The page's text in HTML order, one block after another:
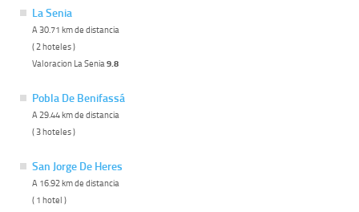
La Senia
A 30.71 km de distancia
( 2 hoteles )
Valoracion La Senia 9.8
Pobla De Benifassá
A 29.44 km de distancia
( 3 hoteles )
San Jorge De Heres
A 16.92 km de distancia
( 1 hotel )